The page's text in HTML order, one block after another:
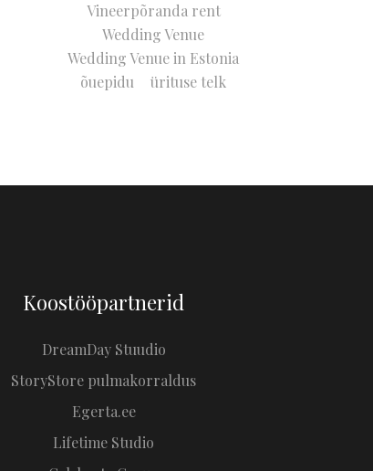
Vineerpõranda rent
Wedding Venue
Wedding Venue in Estonia
õuepidu
ürituse telk
Koostööpartnerid
DreamDay Stuudio
StoryStore pulmakorraldus
Egerta.ee
Lifetime Studio